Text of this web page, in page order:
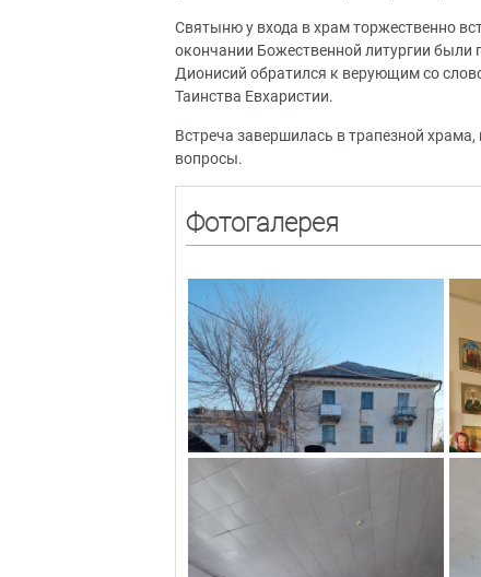
Святыню у входа в храм торжественно
окончании Божественной литургии
Дионисий обратился к верующим со
Таинства Евхаристии.
Встреча завершилась в трапезной
вопросы.
Фотогалерея